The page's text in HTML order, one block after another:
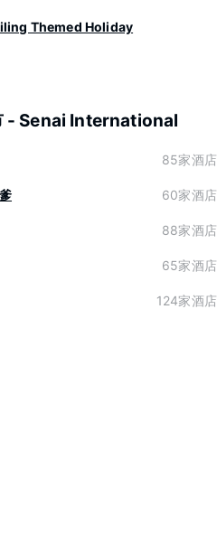
Themed Holiday
- Senai International
85家酒店
60家酒店
88家酒店
65家酒店
124家酒店